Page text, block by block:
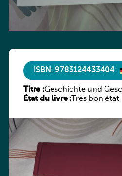
ISBN: 9783124433404
Titre :Geschichte und
Rheinland-Pfalz
État du livre :Très bon état